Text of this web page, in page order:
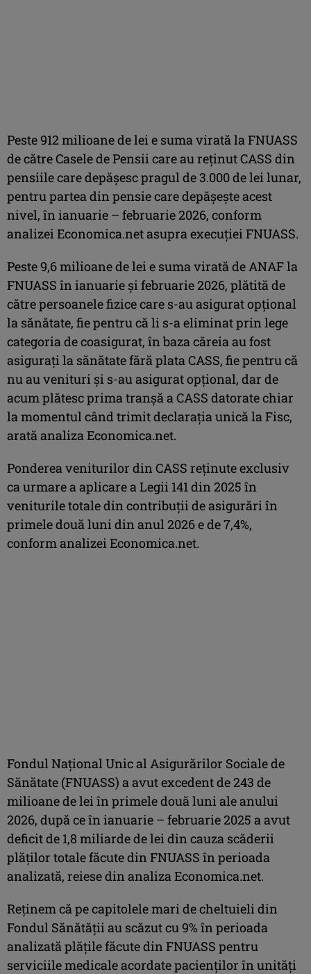
Peste 912 milioane de lei e suma virată la FNUASS
de către Casele de Pensii care au reţinut CASS din
pensiile care depăşesc pragul de 3.000 de lei lunar,
pentru partea din pensie care depăşeşte acest
nivel, în ianuarie – februarie 2026, conform
analizei Economica.net asupra execuţiei FNUASS.
Peste 9,6 milioane de lei e suma virată de ANAF la
FNUASS în ianuarie şi februarie 2026, plătită de
către persoanele fizice care s-au asigurat opţional
la sănătate, fie pentru că li s-a eliminat prin lege
categoria de coasigurat, în baza căreia au fost
asiguraţi la sănătate fără plata CASS, fie pentru că
nu au venituri şi s-au asigurat opţional, dar de
acum plătesc prima tranşă a CASS datorate chiar
la momentul când trimit declaraţia unică la Fisc,
arată analiza Economica.net.
Ponderea veniturilor din CASS reţinute exclusiv
ca urmare a aplicare a Legii 141 din 2025 în
veniturile totale din contribuţii de asigurări în
primele două luni din anul 2026 e de 7,4%,
conform analizei Economica.net.
Fondul Naţional Unic al Asigurărilor Sociale de
Sănătate (FNUASS) a avut excedent de 243 de
milioane de lei în primele două luni ale anului
2026, după ce în ianuarie – februarie 2025 a avut
deficit de 1,8 miliarde de lei din cauza scăderii
plăţilor totale făcute din FNUASS în perioada
analizată, reiese din analiza Economica.net.
Reţinem că pe capitolele mari de cheltuieli din
Fondul Sănătăţii au scăzut cu 9% în perioada
analizată plăţile făcute din FNUASS pentru
serviciile medicale acordate pacienţilor în unităţi